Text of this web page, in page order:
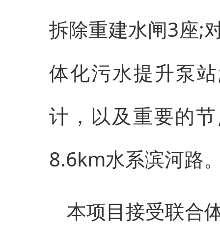
拆除重建水闸3座;
体化污水提升泵
计，以及重要的
8.6km水系滨河路
本项目接受联合